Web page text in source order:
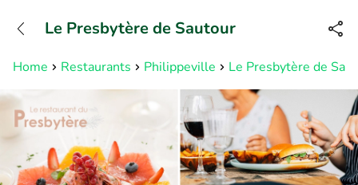
Bereikbaar tot 23:00 uur
Home Restaurants Philippeville Le Presbytère de
Le Presbytère de Sautour